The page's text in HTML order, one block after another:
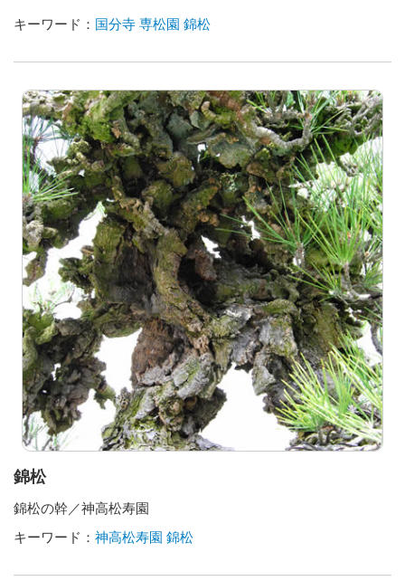
キーワード： 国分寺 専松園 錦松
錦松
錦松の幹／神高松寿園
キーワード： 神高松寿園 錦松